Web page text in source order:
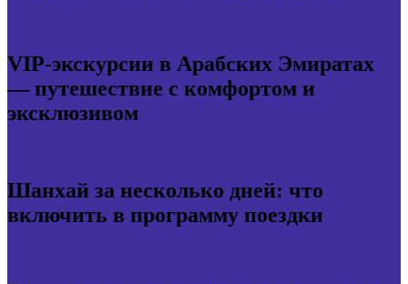
VIP-экскурсии в Арабских Эмиратах
— путешествие с комфортом и
эксклюзивом
Шанхай за несколько дней: что
включить в программу поездки